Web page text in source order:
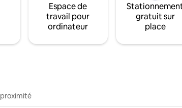
Espace de
travail pour
ordinateur
gratuit sur
place